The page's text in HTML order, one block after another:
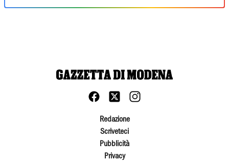
Redazione
Scriveteci
Pubblicità
Privacy